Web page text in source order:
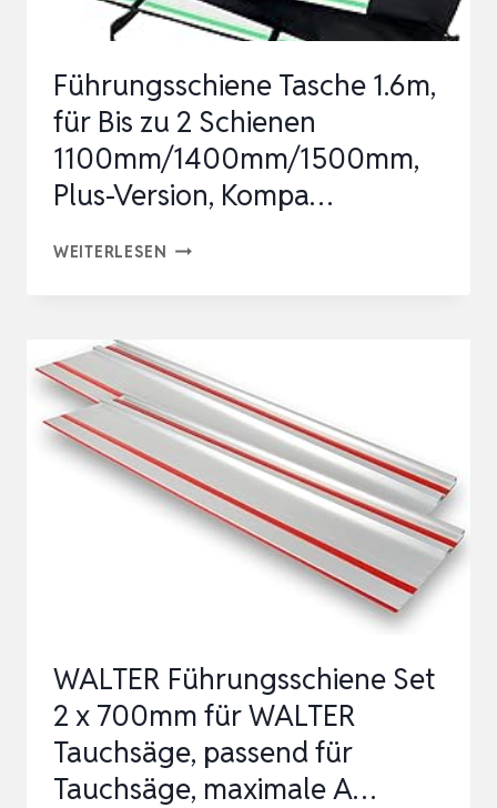
ZENTR…
Führungsschiene Tasche 1.6m,
für Bis zu 2 Schienen
1100mm/1400mm/1500mm,
Plus-Version, ‌Kompa…
WEITERLESEN FÜHRUNGSSCHIENE
BIS
ZU
SCHIENEN
1100MM/1400MM/1500MM,
WALTER Führungsschiene Set
2 x 700mm für WALTER
Tauchsäge, passend für
Tauchsäge, maximale A…